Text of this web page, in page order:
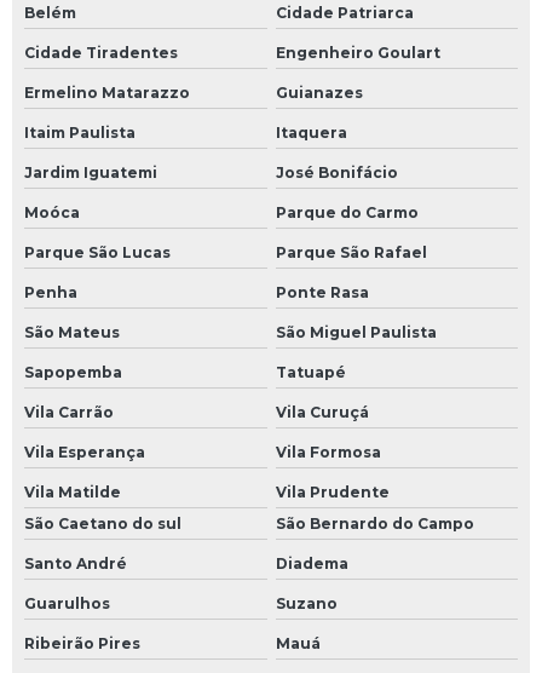
Belém Cidade Patriarca
Cidade Tiradentes Engenheiro Goulart
Ermelino Matarazzo Guianazes
Itaim Paulista Itaquera
Jardim Iguatemi José Bonifácio
Moóca Parque do Carmo
Parque São Lucas Parque São Rafael
Penha Ponte Rasa
São Mateus São Miguel Paulista
Sapopemba Tatuapé
Vila Carrão Vila Curuçá
Vila Esperança Vila Formosa
Vila Matilde
Vila Prudente
São Caetano do sul
São Bernardo do Campo
Santo André Diadema
Guarulhos Suzano
Ribeirão Pires Mauá